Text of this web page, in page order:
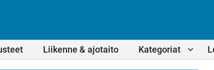
Liikenne & ajotaito Kategoriat